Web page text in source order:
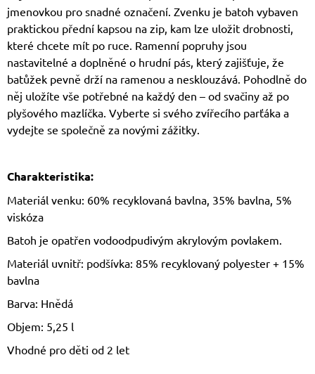
jmenovkou pro snadné označení. Zvenku je batoh vybaven
praktickou přední kapsou na zip, kam lze uložit drobnosti,
které chcete mít po ruce. Ramenní popruhy jsou
nastavitelné a doplněné o hrudní pás, který zajišťuje, že
batůžek pevně drží na ramenou a nesklouzává. Pohodlně do
něj uložíte vše potřebné na každý den – od svačiny až po
plyšového mazlíčka. Vyberte si svého zvířecího parťáka a
vydejte se společně za novými zážitky.
Charakteristika:
Materiál venku: 60% recyklovaná bavlna, 35% bavlna, 5%
viskóza
Batoh je opatřen vodoodpudivým akrylovým povlakem.
Materiál uvnitř: podšívka: 85% recyklovaný polyester + 15%
bavlna
Barva: Hnědá
Objem: 5,25 l
Vhodné pro děti od 2 let